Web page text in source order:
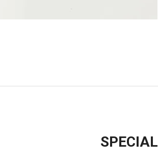
SPECIAL